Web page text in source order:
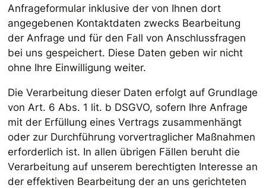
Anfrageformular inklusive der von Ihnen dort
angegebenen Kontaktdaten zwecks Bearbeitung
der Anfrage und für den Fall von Anschlussfragen
bei uns gespeichert. Diese Daten geben wir nicht
ohne Ihre Einwilligung weiter.
Die Verarbeitung dieser Daten erfolgt auf Grundlage
von Art. 6 Abs. 1 lit. b DSGVO, sofern Ihre Anfrage
mit der Erfüllung eines Vertrags zusammenhängt
oder zur Durchführung vorvertraglicher Maßnahmen
erforderlich ist. In allen übrigen Fällen beruht die
Verarbeitung auf unserem berechtigten Interesse an
der effektiven Bearbeitung der an uns gerichteten